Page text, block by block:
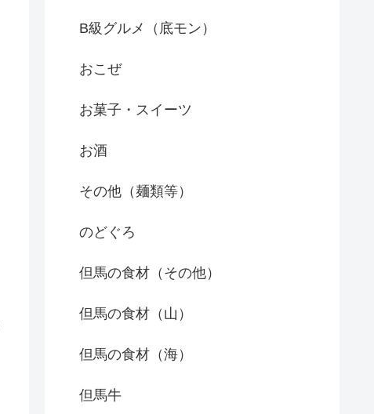
B級グルメ（底モン）
おこぜ
お菓子・スイーツ
お酒
その他（麺類等）
のどぐろ
但馬の食材（その他）
但馬の食材（山）
但馬の食材（海）
但馬牛